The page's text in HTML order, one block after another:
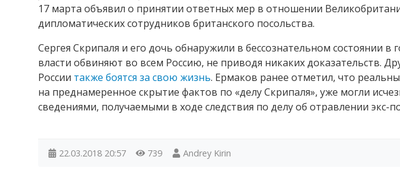
17 марта объявил о принятии ответных мер в отношении
дипломатических сотрудников британского посольства.
Сергея Скрипаля и его дочь обнаружили в бессознательном состоянии в
власти обвиняют во всем Россию, не приводя никаких доказательств.
России также боятся за свою жизнь. Ермаков ранее отметил, что
на преднамеренное скрытие фактов по «делу Скрипаля», уже могли
сведениями, получаемыми в ходе следствия по делу об отравлении экс-
22.03.2018 20:57 739 Andrey Kirin